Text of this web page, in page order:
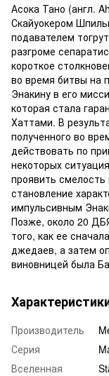
Асока Тано (англ.
Скайуокером
подавателем
разгроме
короткое
во время битвы на
Энакину в его
которая стала
Хаттами. В
полученного во
действовать по
некоторых
проявить
становление
импульсивным
Позже, около 20
того, как ее
джедаев, а затем
виновницей была
Производитель
Серия
Вселенная